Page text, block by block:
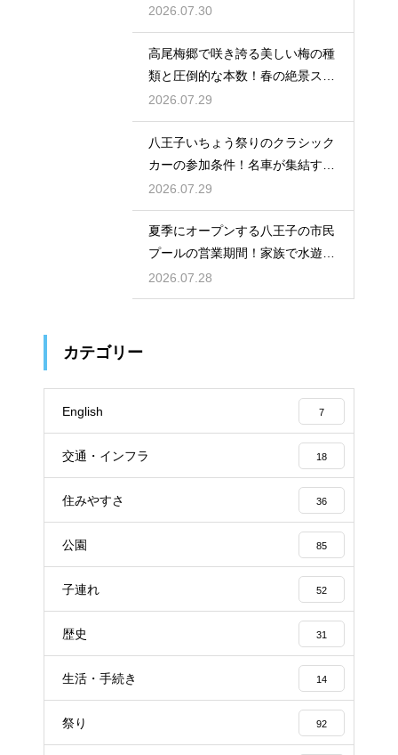
利用条件
2026.07.30
高尾梅郷で咲き誇る美しい梅の種
類と圧倒的な本数！春の絶景スポ
ット紹介
2026.07.29
八王子いちょう祭りのクラシック
カーの参加条件！名車が集結する
大興奮の嵐
2026.07.29
夏季にオープンする八王子の市民
プールの営業期間！家族で水遊び
を満喫
2026.07.28
カテゴリー
English 7
交通・インフラ 18
住みやすさ 36
公園 85
子連れ 52
歴史 31
生活・手続き 14
祭り 92